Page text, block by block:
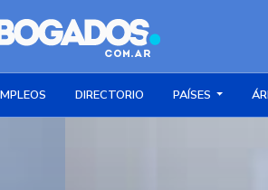
DIRECTORIO PAÍSES